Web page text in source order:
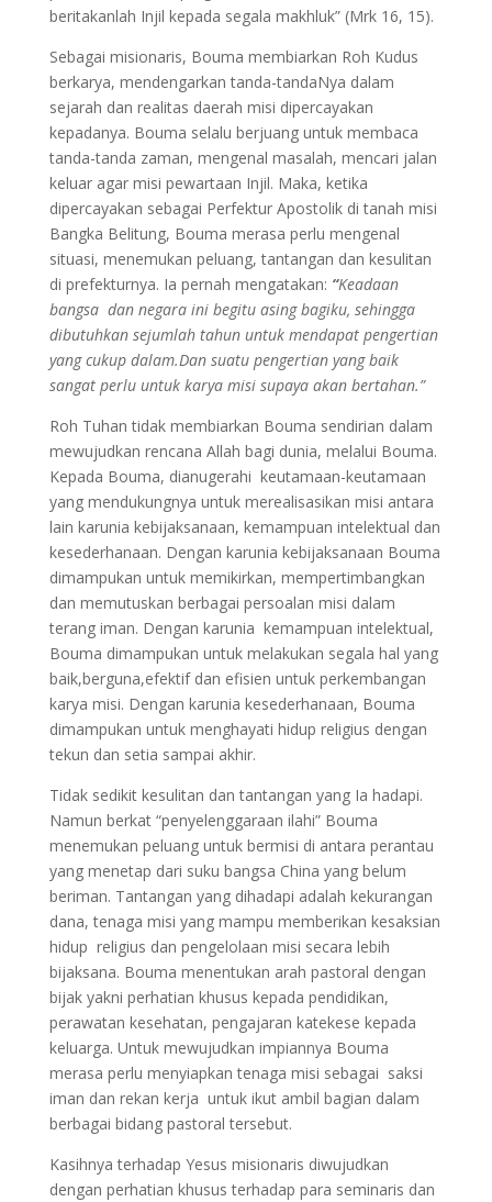
beritakanlah Injil kepada segala makhluk” (Mrk 16, 15).
Sebagai misionaris, Bouma membiarkan Roh Kudus
berkarya, mendengarkan tanda-tandaNya dalam
sejarah dan realitas daerah misi dipercayakan
kepadanya. Bouma selalu berjuang untuk membaca
tanda-tanda zaman, mengenal masalah, mencari jalan
keluar agar misi pewartaan Injil. Maka, ketika
dipercayakan sebagai Perfektur Apostolik di tanah misi
Bangka Belitung, Bouma merasa perlu mengenal
situasi, menemukan peluang, tantangan dan kesulitan
di prefekturnya. Ia pernah mengatakan: “Keadaan
bangsa dan negara ini begitu asing bagiku, sehingga
dibutuhkan sejumlah tahun untuk mendapat pengertian
yang cukup dalam.Dan suatu pengertian yang baik
sangat perlu untuk karya misi supaya akan bertahan.”
Roh Tuhan tidak membiarkan Bouma sendirian dalam
mewujudkan rencana Allah bagi dunia, melalui Bouma.
Kepada Bouma, dianugerahi keutamaan-keutamaan
yang mendukungnya untuk merealisasikan misi antara
lain karunia kebijaksanaan, kemampuan intelektual dan
kesederhanaan. Dengan karunia kebijaksanaan Bouma
dimampukan untuk memikirkan, mempertimbangkan
dan memutuskan berbagai persoalan misi dalam
terang iman. Dengan karunia kemampuan intelektual,
Bouma dimampukan untuk melakukan segala hal yang
baik,berguna,efektif dan efisien untuk perkembangan
karya misi. Dengan karunia kesederhanaan, Bouma
dimampukan untuk menghayati hidup religius dengan
tekun dan setia sampai akhir.
Tidak sedikit kesulitan dan tantangan yang Ia hadapi.
Namun berkat “penyelenggaraan ilahi” Bouma
menemukan peluang untuk bermisi di antara perantau
yang menetap dari suku bangsa China yang belum
beriman. Tantangan yang dihadapi adalah kekurangan
dana, tenaga misi yang mampu memberikan kesaksian
hidup religius dan pengelolaan misi secara lebih
bijaksana. Bouma menentukan arah pastoral dengan
bijak yakni perhatian khusus kepada pendidikan,
perawatan kesehatan, pengajaran katekese kepada
keluarga. Untuk mewujudkan impiannya Bouma
merasa perlu menyiapkan tenaga misi sebagai saksi
iman dan rekan kerja untuk ikut ambil bagian dalam
berbagai bidang pastoral tersebut.
Kasihnya terhadap Yesus misionaris diwujudkan
dengan perhatian khusus terhadap para seminaris dan